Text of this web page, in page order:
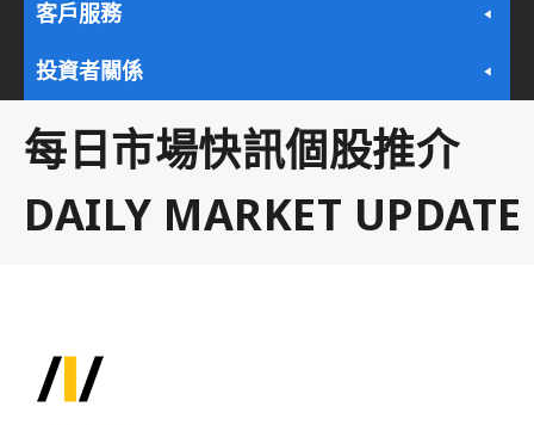
客戶服務
投資者關係
每日市場快訊個股推介
DAILY MARKET UPDATE